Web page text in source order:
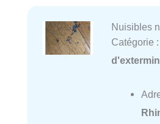
Nuisibles
Catégorie :